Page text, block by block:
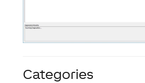
Categories